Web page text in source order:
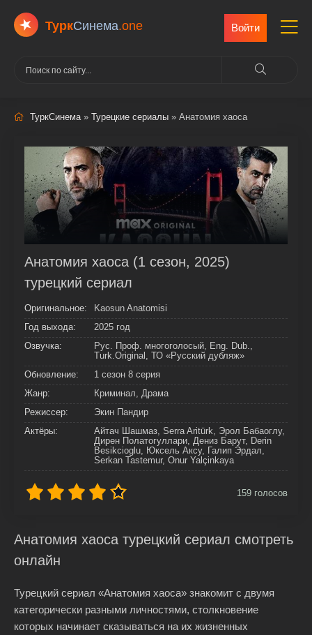
ТуркCинема.one Войти
ТуркСинема» Турецкие сериалы » Анатомия хаоса
Анатомия хаоса (1 сезон, 2025)
турецкий сериал
Оригинальное:
Kaosun Anatomisi
Год выхода:
2025 год
Озвучка:
Рус. Проф. многоголосый, Eng. Dub.,
Turk.Original, ТО «Русский дубляж»
Обновление:
1 сезон 8 серия
Жанр:
Криминал, Драма
Режиссер:
Экин Пандир
Актёры:
Айтач Шашмаз, Serra Aritürk, Эрол Бабаоглу,
Дирен Полатогуллари, Дениз Барут, Derin
Besikcioglu, Юксель Аксу, Галип Эрдал,
Serkan Tastemur, Onur Yalçinkaya
159 голосов
Анатомия хаоса турецкий сериал смотреть
онлайн
Турецкий сериал «Анатомия хаоса» знакомит с двумя
категорически разными личностями, столкновение
которых начинает сказываться на их жизненных